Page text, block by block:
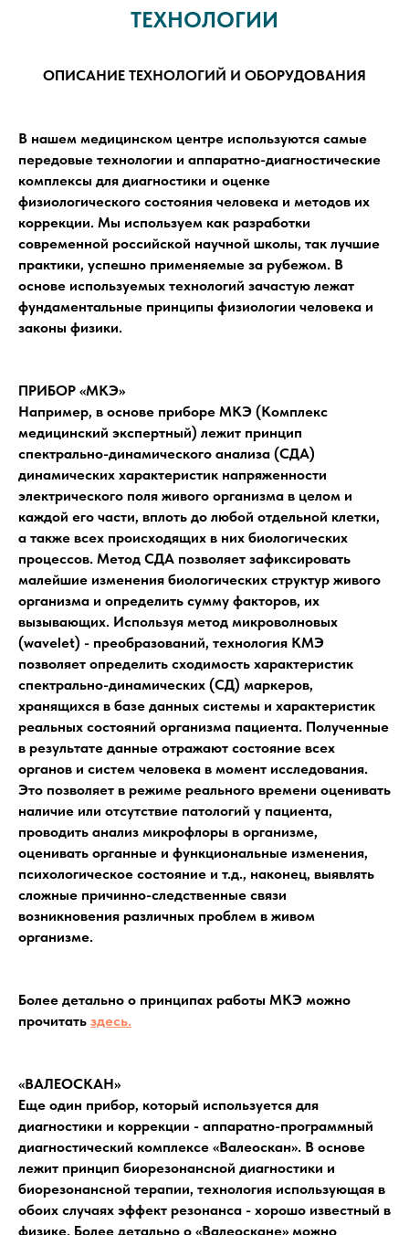
ТЕХНОЛОГИИ
ОПИСАНИЕ ТЕХНОЛОГИЙ И ОБОРУДОВАНИЯ
В нашем медицинском центре используются самые
передовые технологии и аппаратно-диагностические
комплексы для диагностики и оценке
физиологического состояния человека и методов их
коррекции. Мы используем как разработки
современной российской научной школы, так лучшие
практики, успешно применяемые за рубежом. В
основе используемых технологий зачастую лежат
фундаментальные принципы физиологии человека и
законы физики.
ПРИБОР «МКЭ»
Например, в основе приборе МКЭ (Комплекс
медицинский экспертный) лежит принцип
спектрально-динамического анализа (СДА)
динамических характеристик напряженности
электрического поля живого организма в целом и
каждой его части, вплоть до любой отдельной клетки,
а также всех происходящих в них биологических
процессов. Метод СДА позволяет зафиксировать
малейшие изменения биологических структур живого
организма и определить сумму факторов, их
вызывающих. Используя метод микроволновых
(wavelet) - преобразований, технология КМЭ
позволяет определить сходимость характеристик
спектрально-динамических (СД) маркеров,
хранящихся в базе данных системы и характеристик
реальных состояний организма пациента. Полученные
в результате данные отражают состояние всех
органов и систем человека в момент исследования.
Это позволяет в режиме реального времени оценивать
наличие или отсутствие патологий у пациента,
проводить анализ микрофлоры в организме,
оценивать органные и функциональные изменения,
психологическое состояние и т.д., наконец, выявлять
сложные причинно-следственные связи
возникновения различных проблем в живом
организме.
Более детально о принципах работы МКЭ можно
прочитать здесь.
«ВАЛЕОСКАН»
Еще один прибор, который используется для
диагностики и коррекции - аппаратно-программный
диагностический комплексе «Валеоскан». В основе
лежит принцип биорезонансной диагностики и
биорезонансной терапии, технология использующая в
обоих случаях эффект резонанса - хорошо известный в
физике. Более детально о «Валеоскане» можно